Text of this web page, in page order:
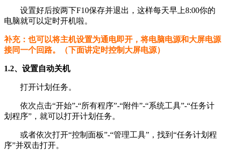
设置好后按两下F10保存并退出，这样每天早上8:00你的
电脑就可以定时开机啦。
补充：也可以将主机设置为通电即开，将电脑电源和大屏电源
接同一个回路。（下面讲定时控制大屏电源）
1.2、设置自动关机
打开计划任务。
依次点击“开始”-“所有程序”-“附件”-“系统工具”-“任务计
划程序”，就可以打开计划任务。
或者依次打开“控制面板”-“管理工具”，找到“任务计划程
序”并双击打开。